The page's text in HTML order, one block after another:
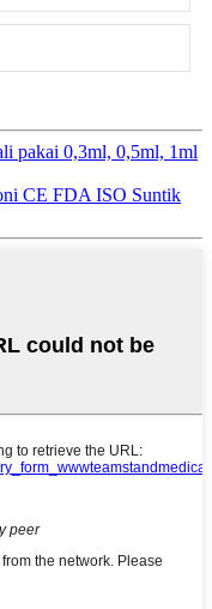
pakai 0,3ml, 0,5ml, 1ml
CE FDA ISO Suntik